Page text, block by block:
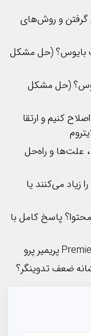
و روش‌های
بایوس؟ (حل مشکل
(حل مشکل
کنیم و ارتقا
در پریمیر پرو ، علت‌ها و راه‌حل
زیاد می‌کنند یا
پاسخ کامل با
ضعف تدوینگر؟